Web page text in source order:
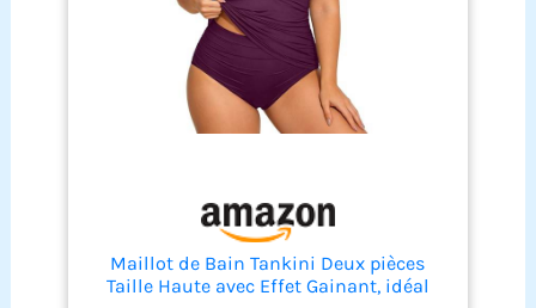
même par temps chaud. Disponible en 4 tailles
(M, L, XL, XXL) pour s'adapter à toutes les
silhouettes. Consultez simplement notre guide
des tailles pour choisir celle qui vous convient le
mieux.
Maillot de Bain Tankini Deux pièces
Taille Haute avec Effet Gainant, idéal